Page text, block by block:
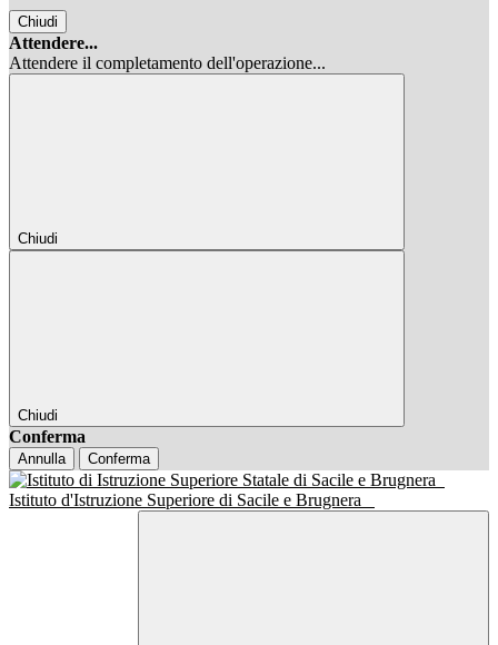
Chiudi
Attendere...
Attendere il completamento dell'operazione...
Chiudi
Chiudi
Conferma
Annulla Conferma
Istituto d'Istruzione Superiore di Sacile e Brugnera